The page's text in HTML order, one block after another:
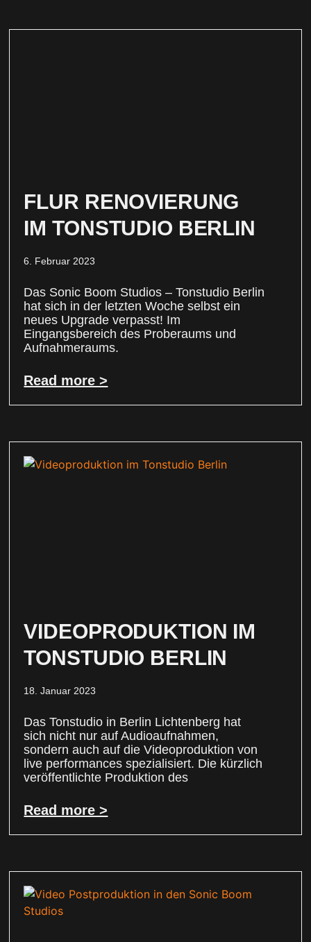
FLUR RENOVIERUNG
IM TONSTUDIO BERLIN
6. Februar 2023
Das Sonic Boom Studios – Tonstudio Berlin
hat sich in der letzten Woche selbst ein
neues Upgrade verpasst! Im
Eingangsbereich des Proberaums und
Aufnahmeraums.
Read more >
VIDEOPRODUKTION IM
TONSTUDIO BERLIN
18. Januar 2023
Das Tonstudio in Berlin Lichtenberg hat
sich nicht nur auf Audioaufnahmen,
sondern auch auf die Videoproduktion von
live performances spezialisiert. Die kürzlich
veröffentlichte Produktion des
Read more >